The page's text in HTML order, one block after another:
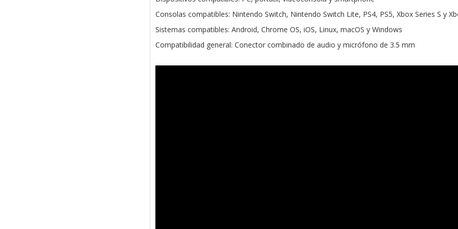
Consolas compatibles: Nintendo Switch, Nintendo Switch Lite, PS4, PS5, Xbox Series S y
Sistemas compatibles: Android, Chrome OS, iOS, Linux, macOS y Windows
Compatibilidad general: Conector combinado de audio y micrófono de 3.5 mm